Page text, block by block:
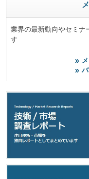
業界の最新動向やセミナ
す